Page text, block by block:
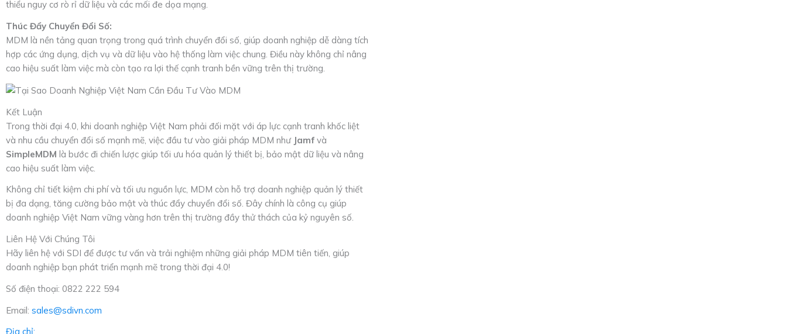
thiểu nguy cơ rò rỉ dữ liệu và các mối đe dọa mạng.
Thúc Đẩy Chuyển Đổi Số:
MDM là nền tảng quan trọng trong quá trình chuyển đổi số, giúp doanh nghiệp dễ dàng tích
hợp các ứng dụng, dịch vụ và dữ liệu vào hệ thống làm việc chung. Điều này không chỉ nâng
cao hiệu suất làm việc mà còn tạo ra lợi thế cạnh tranh bền vững trên thị trường.
Kết Luận
Trong thời đại 4.0, khi doanh nghiệp Việt Nam phải đối mặt với áp lực cạnh tranh khốc liệt
và nhu cầu chuyển đổi số mạnh mẽ, việc đầu tư vào giải pháp MDM như Jamf và
SimpleMDM là bước đi chiến lược giúp tối ưu hóa quản lý thiết bị, bảo mật dữ liệu và nâng
cao hiệu suất làm việc.
Không chỉ tiết kiệm chi phí và tối ưu nguồn lực, MDM còn hỗ trợ doanh nghiệp quản lý thiết
bị đa dạng, tăng cường bảo mật và thúc đẩy chuyển đổi số. Đây chính là công cụ giúp
doanh nghiệp Việt Nam vững vàng hơn trên thị trường đầy thử thách của kỷ nguyên số.
Liên Hệ Với Chúng Tôi
Hãy liên hệ với SDI để được tư vấn và trải nghiệm những giải pháp MDM tiên tiến, giúp
doanh nghiệp bạn phát triển mạnh mẽ trong thời đại 4.0!
Số điện thoại: 0822 222 594
Email: sales@sdivn.com
Địa chỉ: